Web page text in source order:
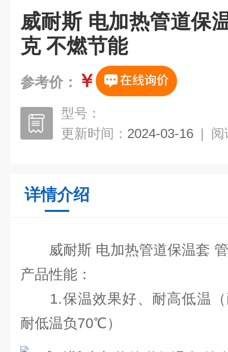
威耐斯 电加热管道保
克 不燃节能
参考价： ￥
型号：
更新时间： 2024-03-16 | 阅
详情介绍
威耐斯 电加热管道保温套 管
产品性能：
1.保温效果好、耐高低温（
耐低温负70℃）